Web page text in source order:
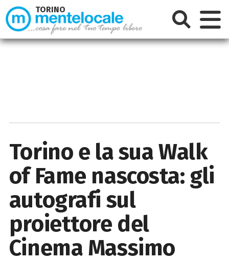
Torino e la sua Walk
of Fame nascosta: gli
autografi sul
proiettore del
Cinema Massimo
TORINO